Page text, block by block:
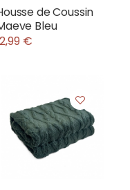
de Coussin
Bleu
€